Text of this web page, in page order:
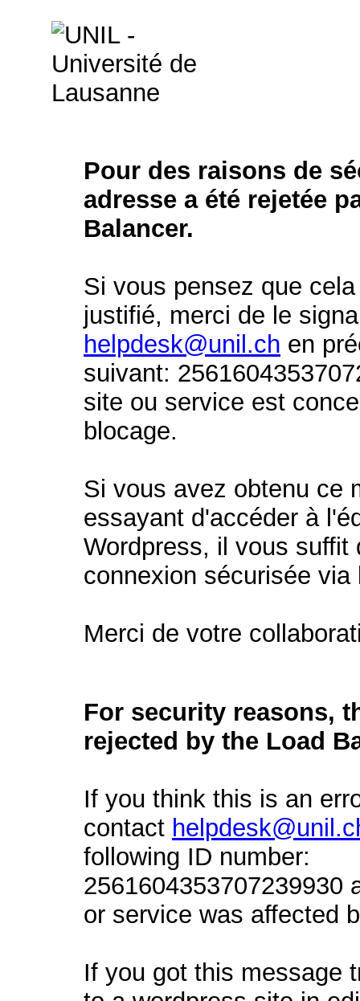
Pour des raisons de
adresse a été rejetée
Balancer.
Si vous pensez que
justifié, merci de le
helpdesk@unil.ch en
suivant:
site ou service est
blocage.
Si vous avez obtenu ce
essayant d'accéder à
Wordpress, il vous suffit
connexion sécurisée
Merci de votre
For security reasons,
rejected by the Load
If you think this is an
contact
following ID number:
2561604353707239930
or service was affected
If you got this message